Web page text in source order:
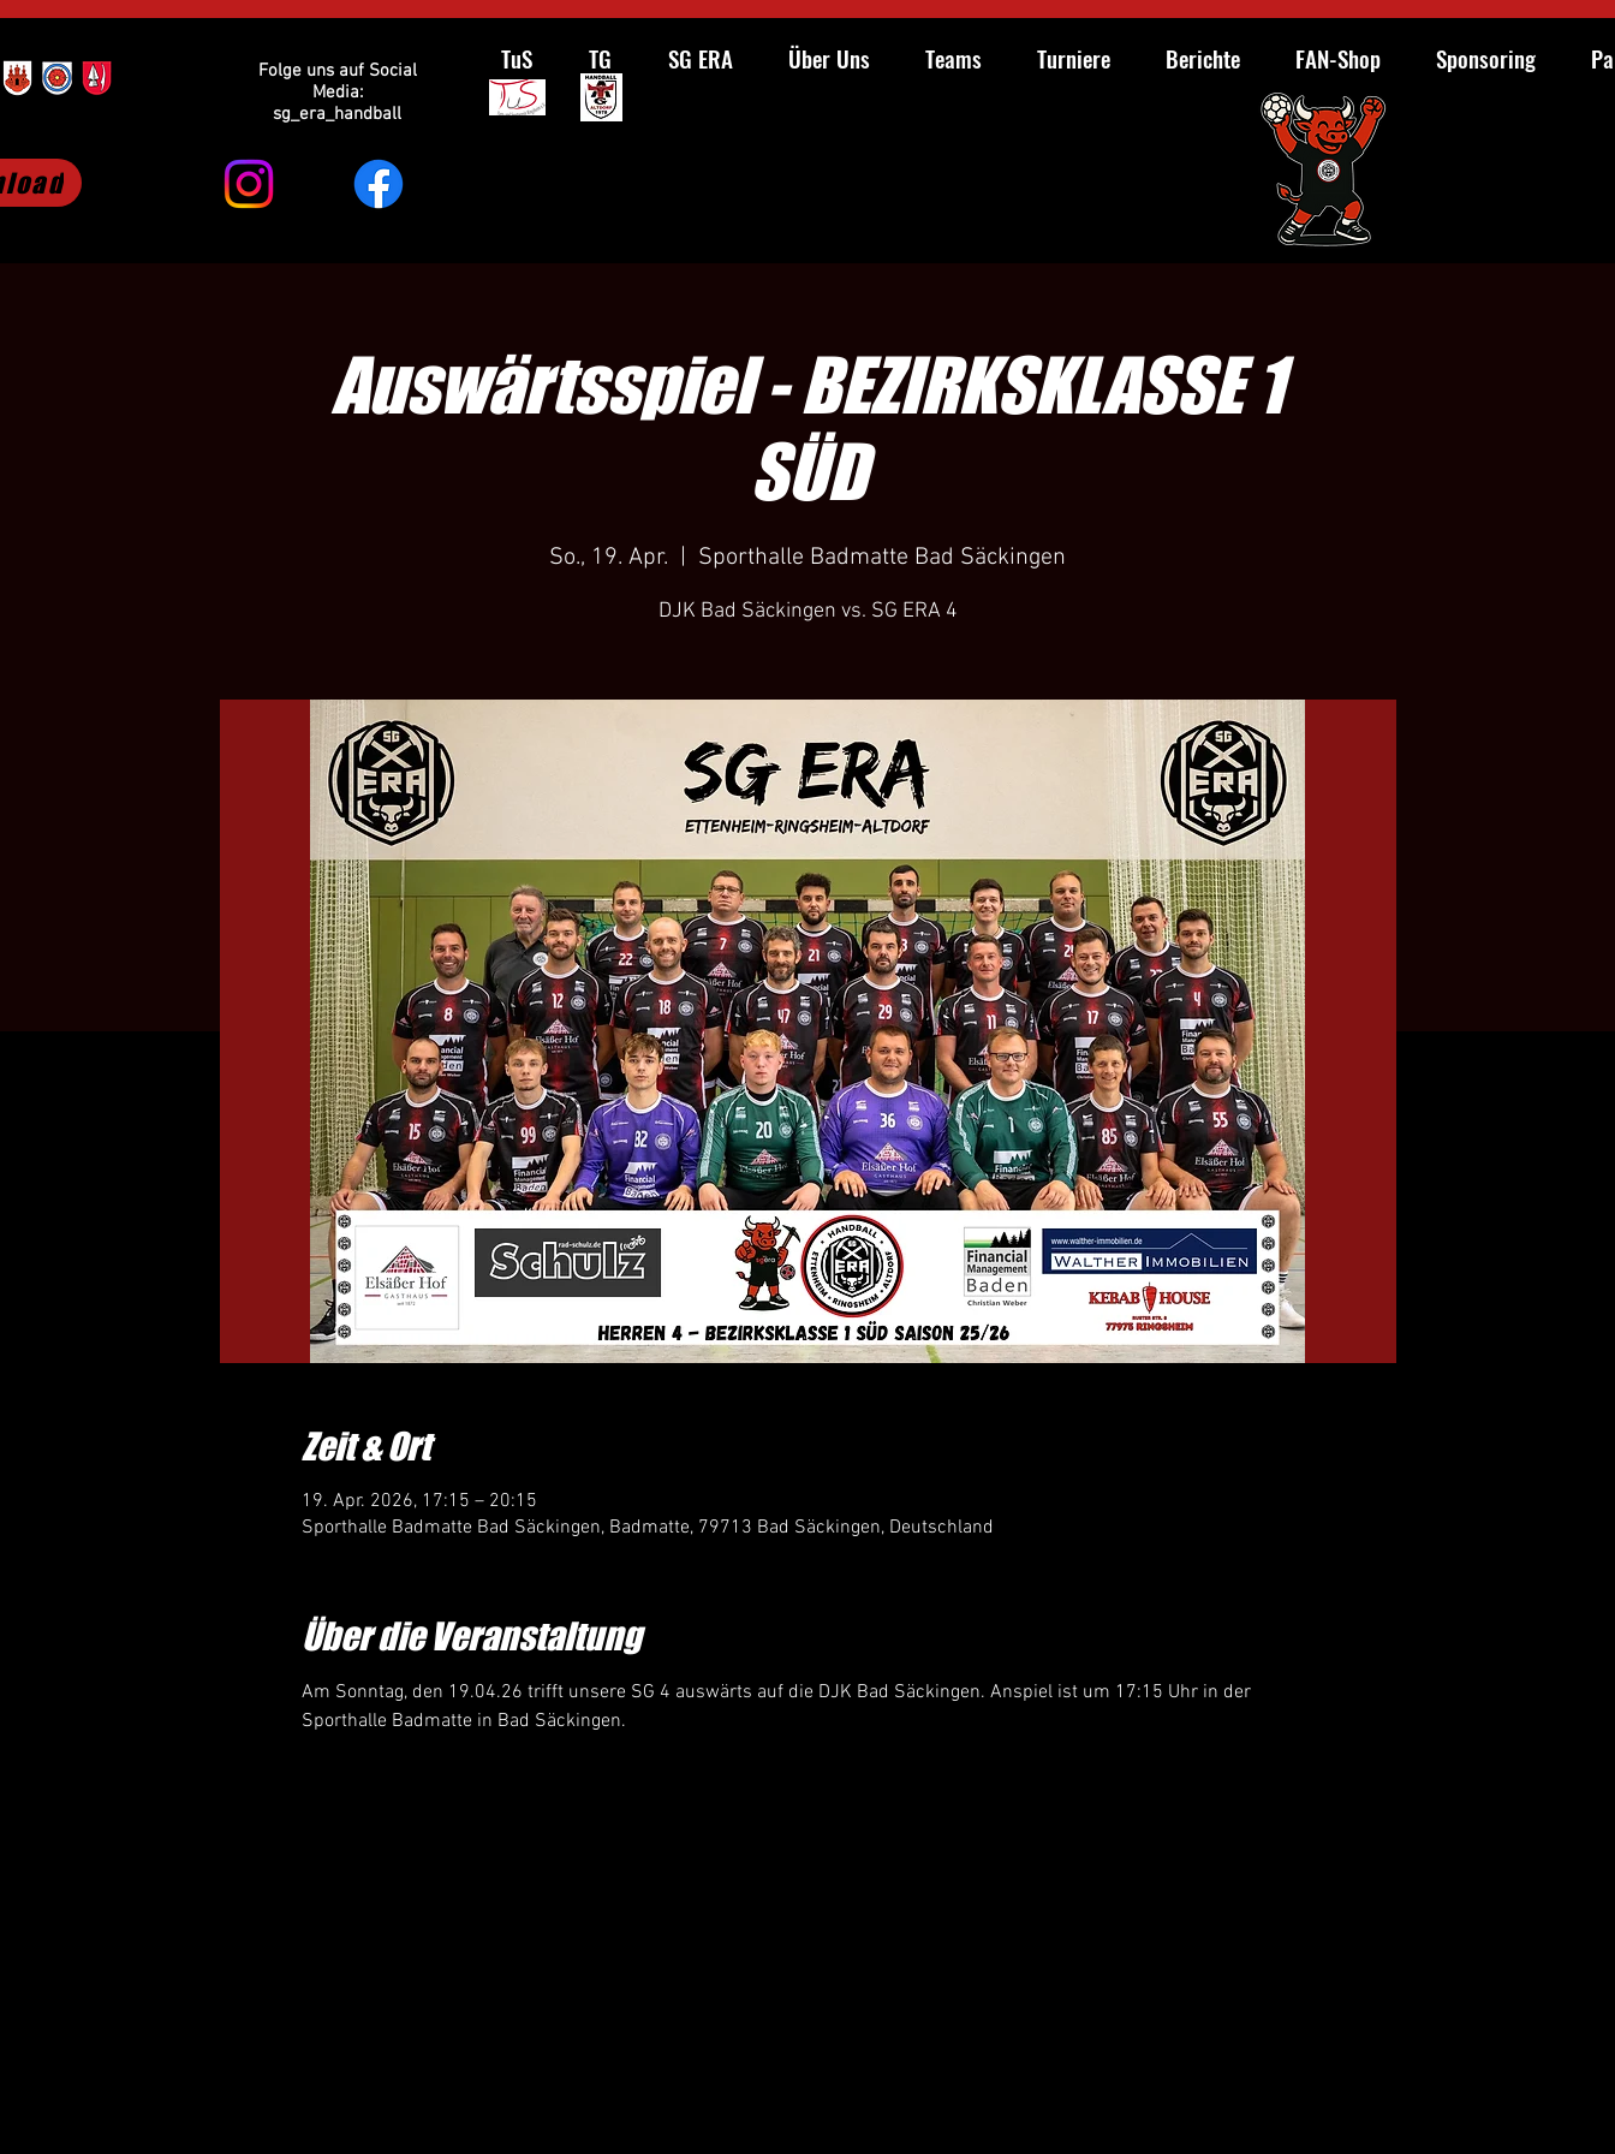
Folge uns auf Social
Media:
sg_era_handball
TuS TG SG ERA Über Uns Teams Turniere Berichte FAN-Shop Sponsoring
Auswärtsspiel - BEZIRKSKLASSE 1
SÜD
So., 19. Apr.
  |
Sporthalle Badmatte Bad Säckingen
DJK Bad Säckingen vs. SG ERA 4
Zeit & Ort
19. Apr. 2026, 17:15 – 20:15
Sporthalle Badmatte Bad Säckingen, Badmatte, 79713 Bad Säckingen, Deutschland
Über die Veranstaltung
Am Sonntag, den 19.04.26 trifft unsere SG 4 auswärts auf die DJK Bad Säckingen. Anspiel ist um 17:15 Uhr in der
Sporthalle Badmatte in Bad Säckingen.